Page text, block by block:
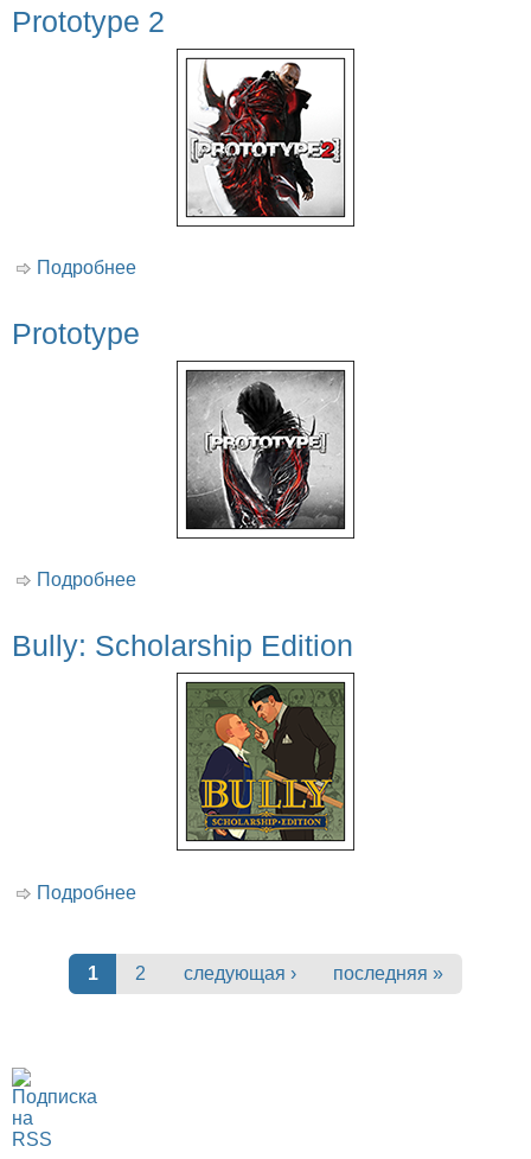
Prototype 2
Подробнее
Prototype
Подробнее
Bully: Scholarship Edition
Подробнее
Страницы
1 2 следующая › последняя »